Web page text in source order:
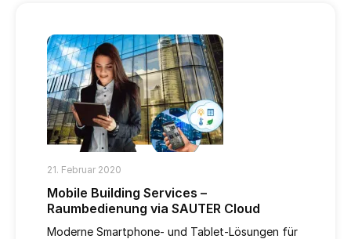
21. Februar 2020
Mobile Building Services –
Raumbedienung via SAUTER Cloud
Moderne Smartphone- und Tablet-Lösungen für